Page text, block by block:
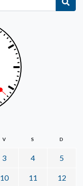
V S D
3 4 5
10 11 12